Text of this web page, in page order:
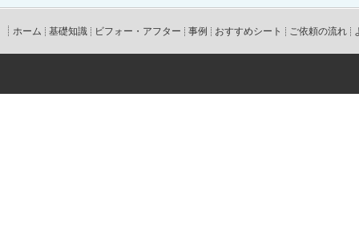
ホーム 基礎知識 ビフォー・アフター 事例 おすすめシート ご依頼の流れ